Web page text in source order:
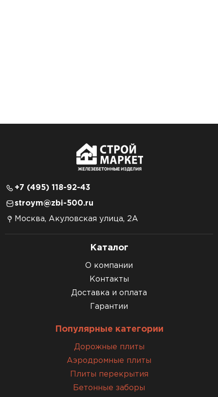
+7 (495) 118-92-43
stroym@zbi-500.ru
Москва, Акуловская улица, 2А
Каталог
О компании
Контакты
Доставка и оплата
Гарантии
Популярные категории
Дорожные плиты
Аэродромные плиты
Плиты перекрытия
Бетонные заборы